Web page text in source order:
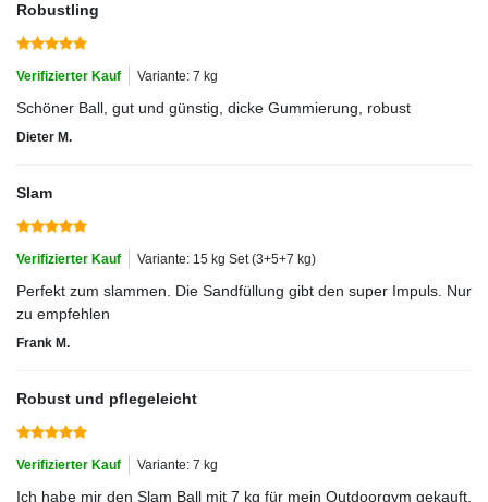
Robustling
Verifizierter Kauf Variante: 7 kg
Schöner Ball, gut und günstig, dicke Gummierung, robust
Dieter M.
Slam
Verifizierter Kauf Variante: 15 kg Set (3+5+7 kg)
Perfekt zum slammen. Die Sandfüllung gibt den super Impuls. Nur
zu empfehlen
Frank M.
Robust und pflegeleicht
Verifizierter Kauf Variante: 7 kg
Ich habe mir den Slam Ball mit 7 kg für mein Outdoorgym gekauft.